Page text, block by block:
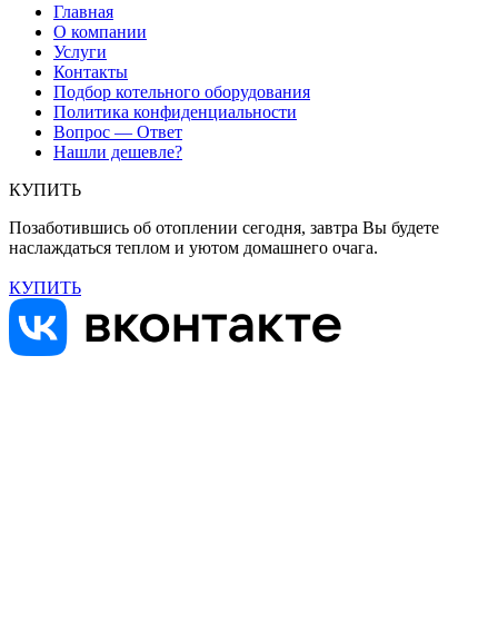
Главная
О компании
Услуги
Контакты
Подбор котельного оборудования
Политика конфиденциальности
Вопрос — Ответ
Нашли дешевле?
КУПИТЬ
Позаботившись об отоплении сегодня, завтра Вы будете
наслаждаться теплом и уютом домашнего очага.
КУПИТЬ